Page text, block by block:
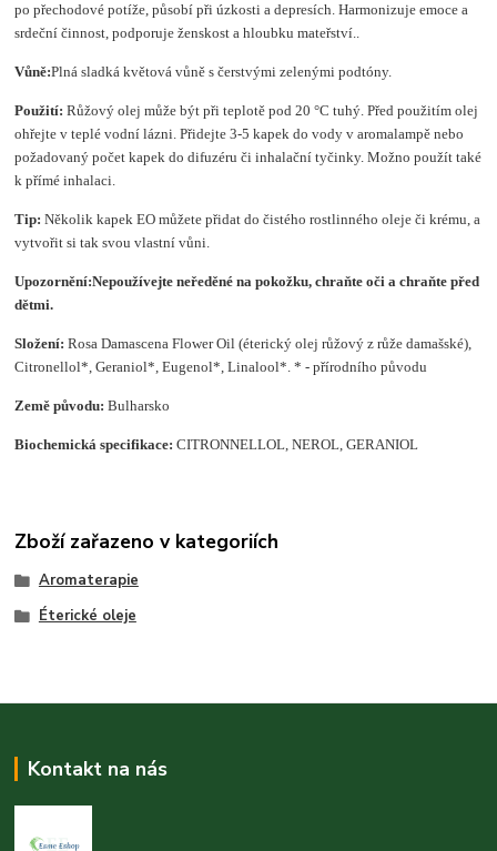
po přechodové potíže, působí při úzkosti a depresích. Harmonizuje emoce a
srdeční činnost, podporuje ženskost a hloubku mateřství..
Vůně:Plná sladká květová vůně s čerstvými zelenými podtóny.
Použití: Růžový olej může být při teplotě pod 20 °C tuhý. Před použitím olej
ohřejte v teplé vodní lázni. Přidejte 3-5 kapek do vody v aromalampě nebo
požadovaný počet kapek do difuzéru či inhalační tyčinky. Možno použít také
k přímé inhalaci.
Tip: Několik kapek EO můžete přidat do čistého rostlinného oleje či krému, a
vytvořit si tak svou vlastní vůni.
Upozornění:Nepoužívejte neředěné na pokožku, chraňte oči a chraňte před
dětmi.
Složení: Rosa Damascena Flower Oil (éterický olej růžový z růže damašské),
Citronellol*, Geraniol*, Eugenol*, Linalool*. * - přírodního původu
Země původu: Bulharsko
Biochemická specifikace:CITRONNELLOL, NEROL, GERANIOL
Zboží zařazeno v kategoriích
Aromaterapie
Éterické oleje
Kontakt na nás